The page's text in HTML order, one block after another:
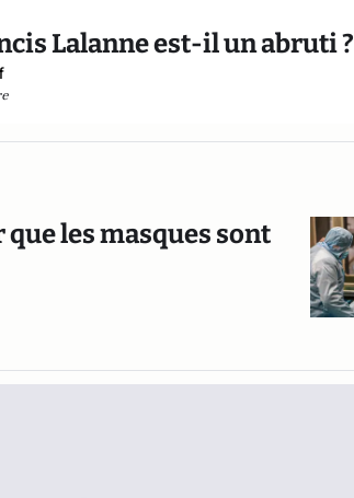
Lalanne est-il un abruti ?
les masques sont